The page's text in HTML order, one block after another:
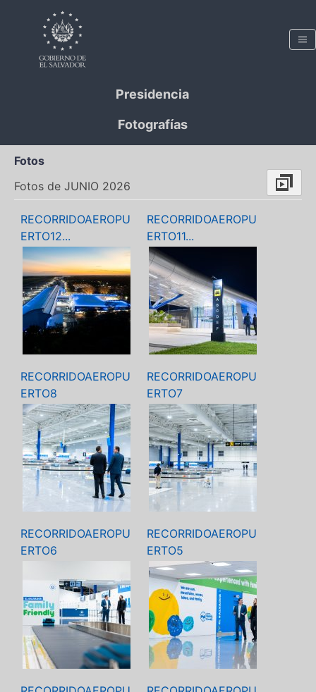
Presidencia
Fotografías
Fotos
Fotos de JUNIO 2026
RECORRIDOAEROPU
ERTO12...
RECORRIDOAEROPU
ERTO11...
RECORRIDOAEROPU
ERTO8
RECORRIDOAEROPU
ERTO7
RECORRIDOAEROPU
ERTO6
RECORRIDOAEROPU
ERTO5